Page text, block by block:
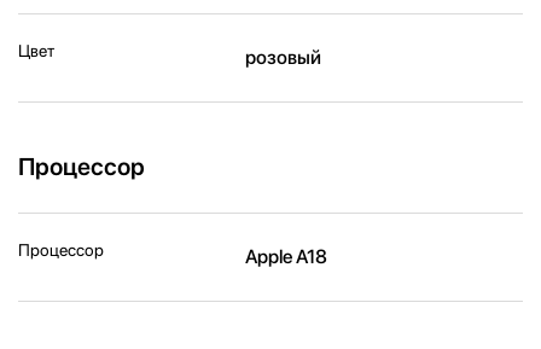
Цвет розовый
Процессор
Процессор Apple A18